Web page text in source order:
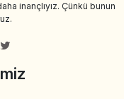
inançlıyız. Çünkü bunun